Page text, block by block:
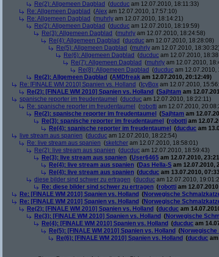
Re(2): Allgemeen Dagblad (ducduc am 12.07.2010, 18:11:33)
Re: Allgemeen Dagblad (Alex am 12.07.2010, 17:57:10)
Re: Allgemeen Dagblad (muhrly am 12.07.2010, 18:14:21)
Re(2): Allgemeen Dagblad (ducduc am 12.07.2010, 18:19:59)
Re(3): Allgemeen Dagblad (muhrly am 12.07.2010, 18:24:58)
Re(4): Allgemeen Dagblad (ducduc am 12.07.2010, 18:28:08)
Re(5): Allgemeen Dagblad (muhrly am 12.07.2010,
Re(6): Allgemeen Dagblad (ducduc am 12.07.2010,
Re(7): Allgemeen Dagblad (muhrly am 12.07.2010,
Re(8): Allgemeen Dagblad (ducduc am 12.07.2010,
Re(2): Allgemeen Dagblad (AMDfreak am 12.07.2010, 20:12:49)
Re: [FINALE WM 2010] Spanien vs. Holland ( IcyBox am 12.07.2010,
Re(2): [FINALE WM 2010] Spanien vs. Holland (Sajhtam am
spanische reporter im freudentaumel
(ducduc am 12.07.2010, 18:22:11)
Re: spanische reporter im freudentaumel
(robotti am 12.07.2010,
Re(2): spanische reporter im freudentaumel
(Sajhtam am
Re(3): spanische reporter im freudentaumel
(robotti am
Re(4): spanische reporter im freudentaumel
(ducduc am
live stream aus spanien (ducduc am 12.07.2010, 18:22:54)
Re: live stream aus spanien (sketcher am 12.07.2010, 18:58:01)
Re(2): live stream aus spanien (ducduc am 12.07.2010, 18:59:43)
Re(3): live stream aus spanien (User6465 am 12.07.2010,
Re(4): live stream aus spanien (Das Hella-S am 12.07.2010,
Re(4): live stream aus spanien (ducduc am 13.07.2010,
diese bilder sind schwer zu ertragen (ducduc am 12.07.2010,
Re: diese bilder sind schwer zu ertragen (robotti am
Re: [FINALE WM 2010] Spanien vs. Holland (Norwegische
Re: [FINALE WM 2010] Spanien vs. Holland (Norwegische
Re(2): [FINALE WM 2010] Spanien vs. Holland (ducduc am
Re(3): [FINALE WM 2010] Spanien vs. Holland (Norwegische
Re(4): [FINALE WM 2010] Spanien vs. Holland (ducduc am
Re(5): [FINALE WM 2010] Spanien vs. Holland (
Re(6): [FINALE WM 2010] Spanien vs. Holland (ducduc